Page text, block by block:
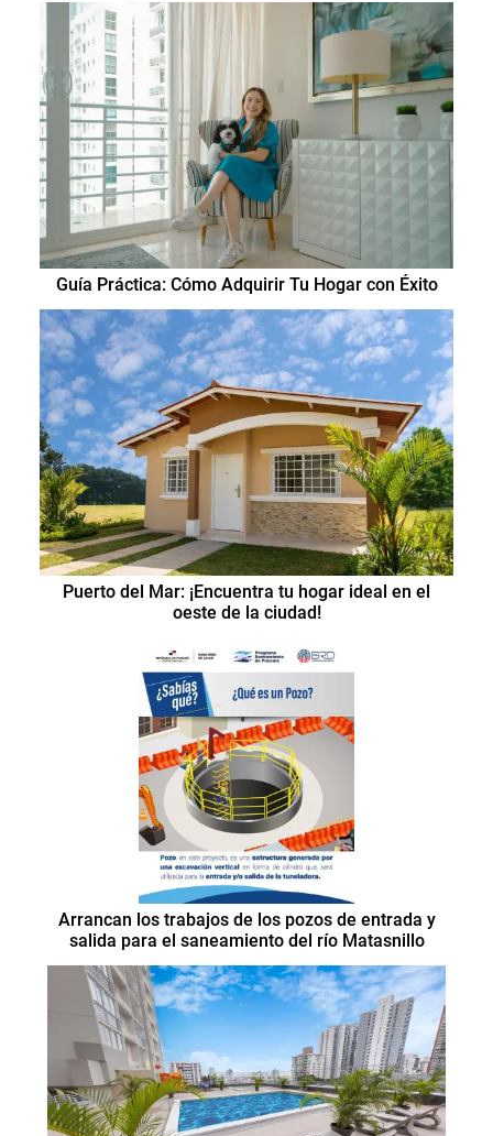
Guía Práctica: Cómo Adquirir Tu Hogar con Éxito
Puerto del Mar: ¡Encuentra tu hogar ideal en el
oeste de la ciudad!
Arrancan los trabajos de los pozos de entrada y
salida para el saneamiento del río Matasnillo